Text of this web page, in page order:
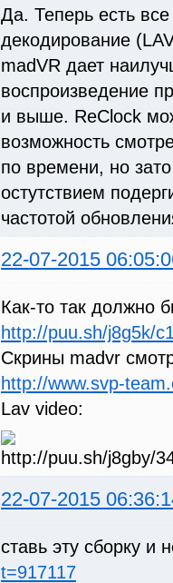
Да. Теперь есть
декодирование
madVR дает
воспроизведение
и выше. ReClock
возможность
по времени, но
остутствием
частотой
22-07-2015
Как-то так должно
http://puu.sh/j8g5k/
Скрины madvr
http://www.svp-
Lav video:
22-07-2015
ставь эту сборку и
t=917117